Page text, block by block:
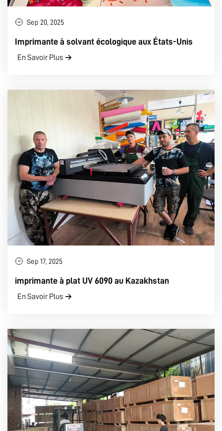
Sep 20, 2025
Imprimante à solvant écologique aux États-Unis
En Savoir Plus
Sep 17, 2025
imprimante à plat UV 6090 au Kazakhstan
En Savoir Plus